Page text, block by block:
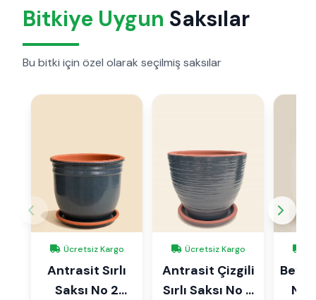
Bitkiye Uygun Saksılar
Bu bitki için özel olarak seçilmiş saksılar
Ücretsiz Kargo
Antrasit Sırlı
Saksı No 2
Ücretsiz Kargo
Antrasit Çizgili
Sırlı Saksı No 2
No